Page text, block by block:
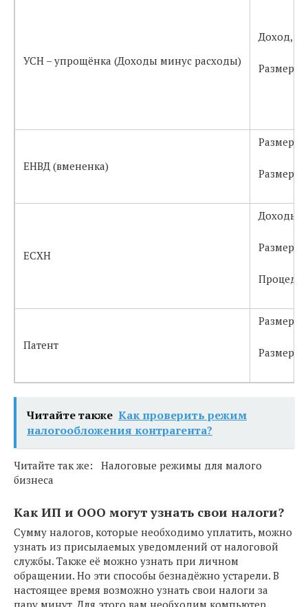
УСН – упрощёнка (Доходы минус расходы)
Доход,
Размер
ЕНВД (вмененка)
Размер
Размер
ЕСХН
Доходы
Размер
Патент
Размер
Размер
Читайте также Как проверить режим
налогообложения контрагента?
Читайте так же: Налоговые режимы для малого
бизнеса
Как ИП и ООО могут узнать свои налоги?
Сумму налогов, которые необходимо уплатить, можно
узнать из присылаемых уведомлений от налоговой
службы. Также её можно узнать при личном
обращении. Но эти способы безнадёжно устарели. В
настоящее время возможно узнать свои налоги за
пару минут. Для этого вам необходим компьютер,